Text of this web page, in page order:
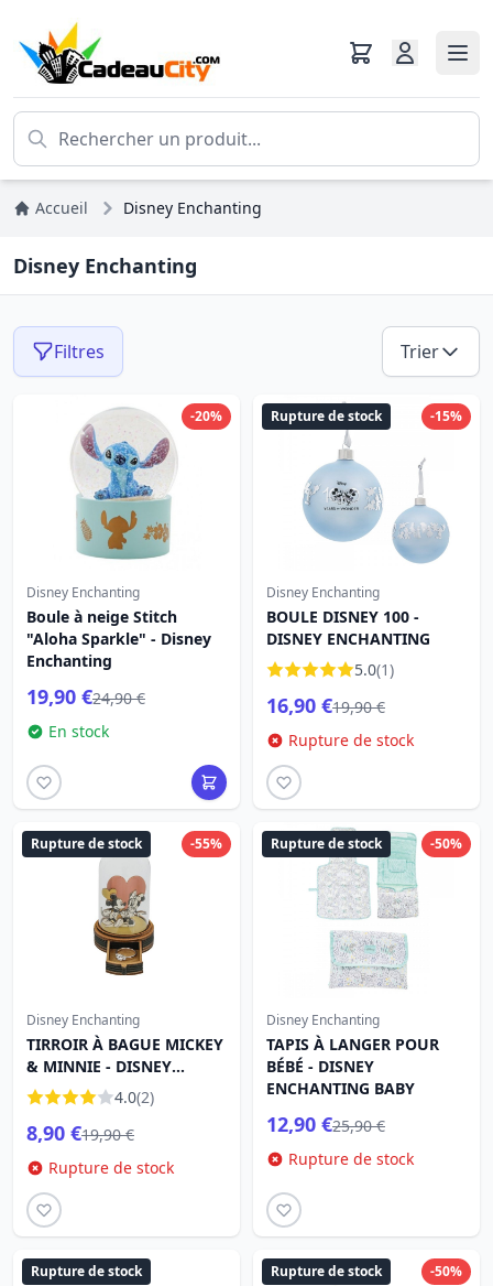
Accueil Disney Enchanting
Disney Enchanting
Filtres Trier
-20%
Disney Enchanting
Boule à neige Stitch
"Aloha Sparkle" - Disney
Enchanting
19,90 €24,90 €
En stock
-15%
Rupture de stock
Disney Enchanting
BOULE DISNEY 100 -
DISNEY ENCHANTING
5.0(1)
16,90 €19,90 €
Rupture de stock
-55%
Rupture de stock
Disney Enchanting
TIRROIR À BAGUE MICKEY
& MINNIE - DISNEY
SHOWCASE 4.0(2)
8,90 €19,90 €
Rupture de stock
-50%
Rupture de stock
Disney Enchanting
TAPIS À LANGER POUR
BÉBÉ - DISNEY
ENCHANTING BABY
12,90 €25,90 €
Rupture de stock
Rupture de stock -50%
Rupture de stock